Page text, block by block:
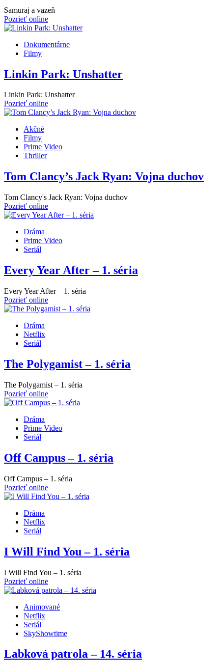
Samuraj a vazeň
Pozrieť online
Dokumentárne
Filmy
Linkin Park: Unshatter
Linkin Park: Unshatter
Pozrieť online
Akčné
Filmy
Prime Video
Thriller
Tom Clancy’s Jack Ryan: Vojna duchov
Tom Clancy's Jack Ryan: Vojna duchov
Pozrieť online
Dráma
Prime Video
Seriál
Every Year After – 1. séria
Every Year After – 1. séria
Pozrieť online
Dráma
Netflix
Seriál
The Polygamist – 1. séria
The Polygamist – 1. séria
Pozrieť online
Dráma
Prime Video
Seriál
Off Campus – 1. séria
Off Campus – 1. séria
Pozrieť online
Dráma
Netflix
Seriál
I Will Find You – 1. séria
I Will Find You – 1. séria
Pozrieť online
Animované
Netflix
Seriál
SkyShowtime
Labková patrola – 14. séria